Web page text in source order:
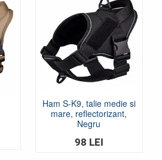
Ham S-K9, talie medie si
mare, reflectorizant,
Negru
98 LEI